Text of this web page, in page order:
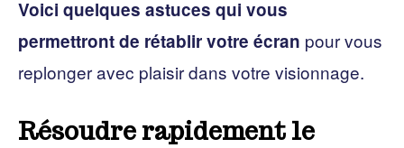
Voici quelques astuces qui vous
permettront de rétablir votre écran pour vous
replonger avec plaisir dans votre visionnage.
Résoudre rapidement le